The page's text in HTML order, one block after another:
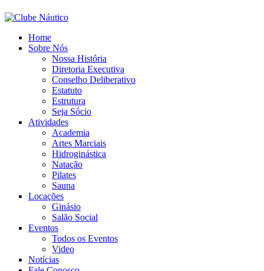
Home
Sobre Nós
Nossa História
Diretoria Executiva
Conselho Deliberativo
Estatuto
Estrutura
Seja Sócio
Atividades
Academia
Artes Marciais
Hidroginástica
Natação
Pilates
Sauna
Locações
Ginásio
Salão Social
Eventos
Todos os Eventos
Video
Notícias